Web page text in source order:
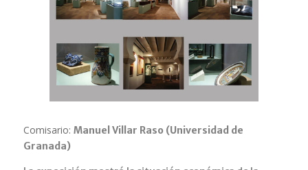
Comisario: Manuel Villar Raso (Universidad de
Granada)